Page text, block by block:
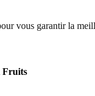
vous garantir la
Fruits